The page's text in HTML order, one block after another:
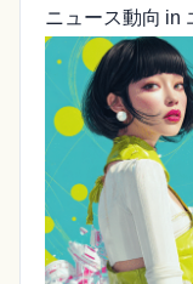
ニュース動向 in